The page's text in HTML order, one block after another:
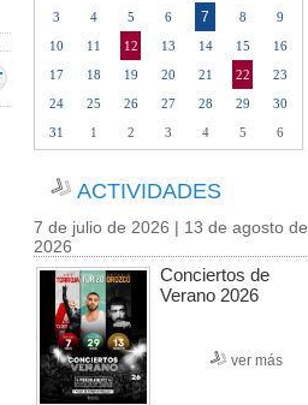
3
4 5 6 7 8
9
10
11 12 13 14 15
16
17
18 19 20 21 22
23
24
25 26 27 28 29
30
31
1 2 3 4 5 6
ACTIVIDADES
7 de julio de 2026 | 13 de agosto de
2026
Conciertos de
Verano 2026
ver más